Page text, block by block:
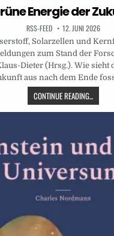
Energie der
RSS-FEED 12. JUNI 2026
Solarzellen und
zum Stand der
Dieter (Hrsg.). Wie sieht
aus nach dem Ende
CONTINUE READING...